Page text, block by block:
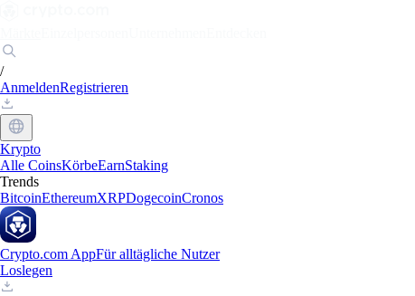
/
AnmeldenRegistrieren
Krypto
Alle CoinsKörbeEarnStaking
Trends
BitcoinEthereumXRPDogecoinCronos
Crypto.com AppFür alltägliche Nutzer
Loslegen